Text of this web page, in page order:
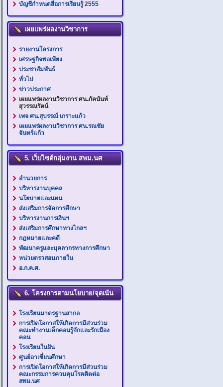
บัญชีกำหนดสื่อการเรียนรู้ 2555
เผยแพร่ผลงานวิชาการ
รายงานโครงการ
เศรษฐกิจพอเพียง
ประชาสัมพันธ์
ทั่วไป
ข่าวประกาศ
เผยแพร่ผลงานวิชาการ ศน.ภัคนันท์
สุวรรณรัตน์
เพจ ศน.สุบรรณ์ เกราะแก้ว
เผยแพร่ผลงานวิชาการ ศน.รณชัย
จันทร์แก้ว
5. เว็บไซต์กลุ่มงาน สพม.นศ
อำนวยการ
บริหารงานบุคคล
นโยบายและแผน
ส่งเสริมการจัดการศึกษา
บริหารงานการเงินฯ
ส่งเสริมการศึกษาทางไกลฯ
กฎหมายและคดี
พัฒนาครูและบุคลากรทางการศึกษา
หน่วยตรวสอบภายใน
อ.ก.ค.ศ.
6. โครงการตามนโยบาย/จุดเน้น
โรงเรียนมาตรฐานสากล
การเปิดโอกาสให้เกิดการมีส่วนร่วม
คณะทำงานเด็กคอนรู้จักและรักเมือง
คอน
โรงเรียนในฝัน
ศูนย์อาเซี่ยนศึกษา
การเปิดโอกาสให้เกิดการมีส่วนร่วม
คณะกรรมการควบคุมโรคติดต่อ
สพม.นศ